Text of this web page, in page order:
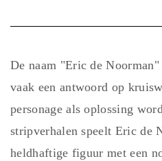
De naam "Eric de
vaak een antwoord op
personage als oplossing
stripverhalen speelt Eric de
heldhaftige figuur met een